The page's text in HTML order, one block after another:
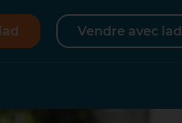
Vendre avec iad